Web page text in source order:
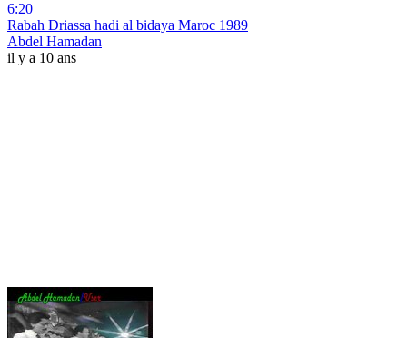
6:20
Rabah Driassa hadi al bidaya Maroc 1989
Abdel Hamadan
il y a 10 ans